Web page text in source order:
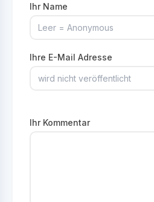
Ihr Name
Ihre E-Mail Adresse
Ihr Kommentar